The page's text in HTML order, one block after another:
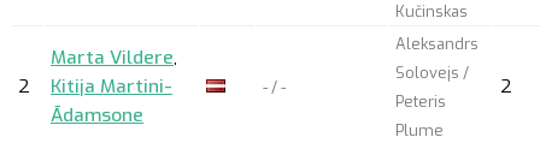
Kučinskas
2
Marta Vildere,
Kitija Martini-
Ādamsone
- / -
Aleksandrs
Solovejs /
Peteris
Plume
2